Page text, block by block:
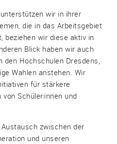
wir in ihrer
die in das Arbeitsgebiet
beziehen wir diese aktiv in
Blick haben wir auch
Hochschulen Dresdens,
Wahlen anstehen. Wir
für stärkere
Schüler:innen und
zwischen der
und unseren